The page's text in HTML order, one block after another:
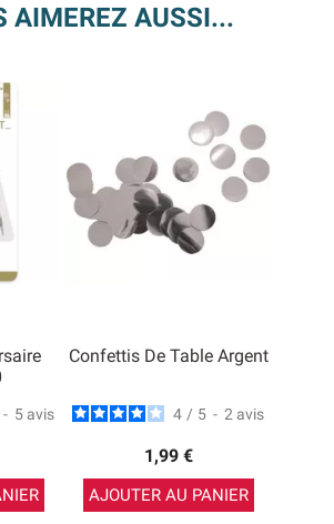
AIMEREZ AUSSI...
- 5 avis
Confettis De Table Argent
4 / 5 - 2 avis
1,99 €
AJOUTER AU PANIER